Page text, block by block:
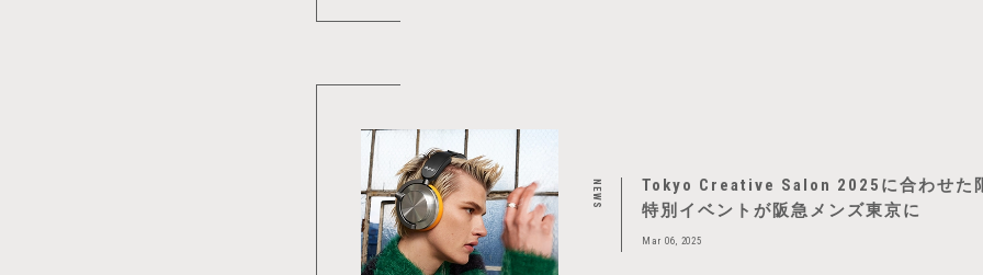
NEWS
Tokyo Creative Salon 2025に合わせた
特別イベントが阪急メンズ東京に
Mar 06, 2025